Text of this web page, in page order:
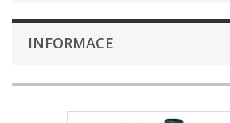
INFORMACE